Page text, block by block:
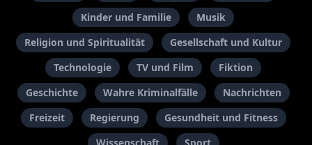
Kinder und Familie
Musik
Religion und Spiritualität
Gesellschaft und Kultur
Technologie
TV und Film
Fiktion
Geschichte
Wahre Kriminalfälle
Nachrichten
Freizeit
Regierung
Gesundheit und Fitness